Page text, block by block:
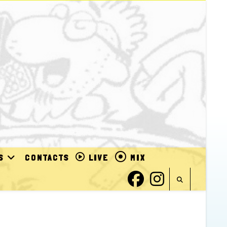
CONTACTS LIVE MIX